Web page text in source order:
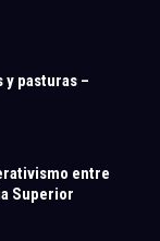
y pasturas –
entre
Superior